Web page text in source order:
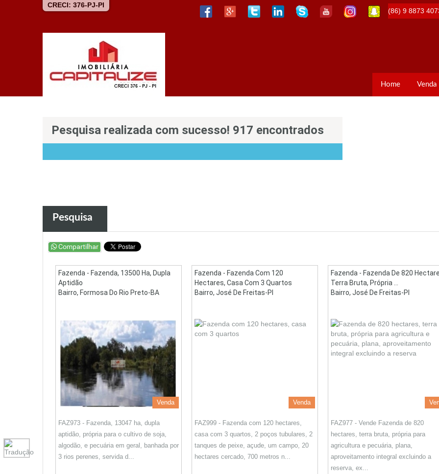
CRECI: 376-PJ-PI
(86) 9 8873
Home Venda
Pesquisa realizada com sucesso! 917 encontrados
Pesquisa
Fazenda - Fazenda, 13500 Ha, Dupla
Aptidão
Bairro, Formosa Do Rio Preto-BA
Venda
FAZ973 - Fazenda, 13047 ha, dupla
aptidão, própria para o cultivo de soja,
algodão, e pecuária em geral, banhada por
3 rios perenes, servida d...
Fazenda - Fazenda Com 120
Hectares, Casa Com 3 Quartos
Bairro, José De Freitas-PI
Venda
FAZ999 - Fazenda com 120 hectares,
casa com 3 quartos, 2 poços tubulares, 2
tanques de peixe, açude, um campo, 20
hectares cercado, 700 metros n...
Fazenda - Fazenda De 820
Terra Bruta, Própria ...
Bairro, José De Freitas-PI
FAZ977 - Vende Fazenda de 820
hectares, terra bruta, própria para
agricultura e pecuária, plana,
aproveitamento integral excluindo a
reserva, ex...